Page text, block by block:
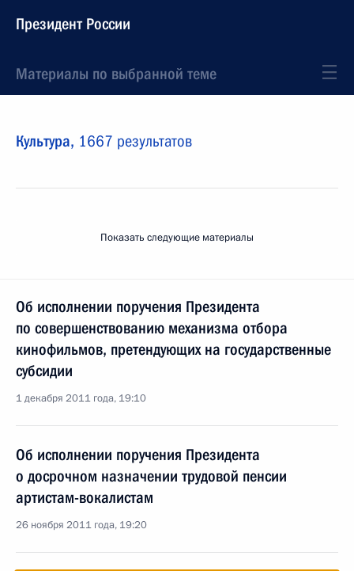
Президент России
Материалы по выбранной теме
Культура, 1667 результатов
Показать следующие материалы
Об исполнении поручения Президента
по совершенствованию механизма отбора
кинофильмов, претендующих на государственные
субсидии
1 декабря 2011 года, 19:10
Об исполнении поручения Президента
о досрочном назначении трудовой пенсии
артистам-вокалистам
26 ноября 2011 года, 19:20